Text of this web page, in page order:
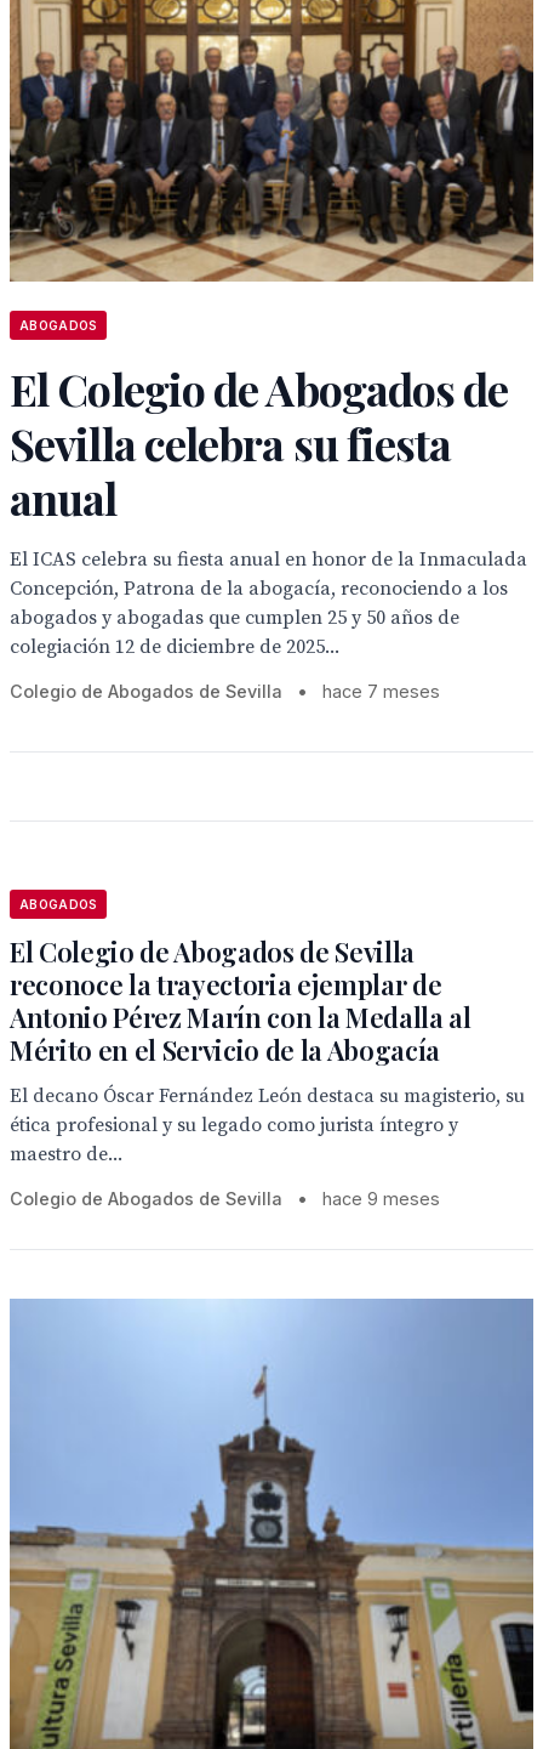
ABOGADOS
El Colegio de Abogados de
Sevilla celebra su fiesta
anual
El ICAS celebra su fiesta anual en honor de la Inmaculada
Concepción, Patrona de la abogacía, reconociendo a los
abogados y abogadas que cumplen 25 y 50 años de
colegiación 12 de diciembre de 2025...
Colegio de Abogados de Sevilla • hace 7 meses
ABOGADOS
El Colegio de Abogados de Sevilla
reconoce la trayectoria ejemplar de
Antonio Pérez Marín con la Medalla al
Mérito en el Servicio de la Abogacía
El decano Óscar Fernández León destaca su magisterio, su
ética profesional y su legado como jurista íntegro y
maestro de...
Colegio de Abogados de Sevilla • hace 9 meses